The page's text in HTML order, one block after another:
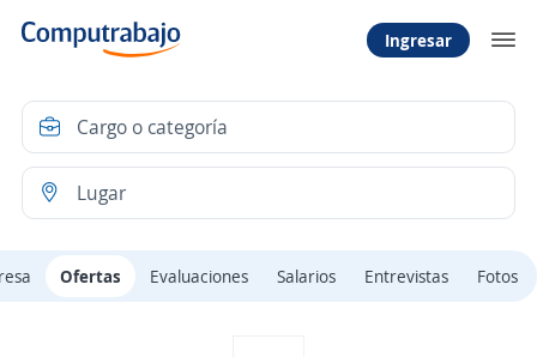
Ingresar
Ofertas Evaluaciones Salarios Entrevistas Fotos